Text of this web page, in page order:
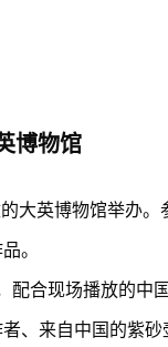
博物馆
大英博物馆举办。
。
配合现场播放的中
、来自中国的紫